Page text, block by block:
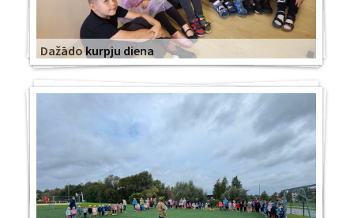
Dažādo kurpju diena